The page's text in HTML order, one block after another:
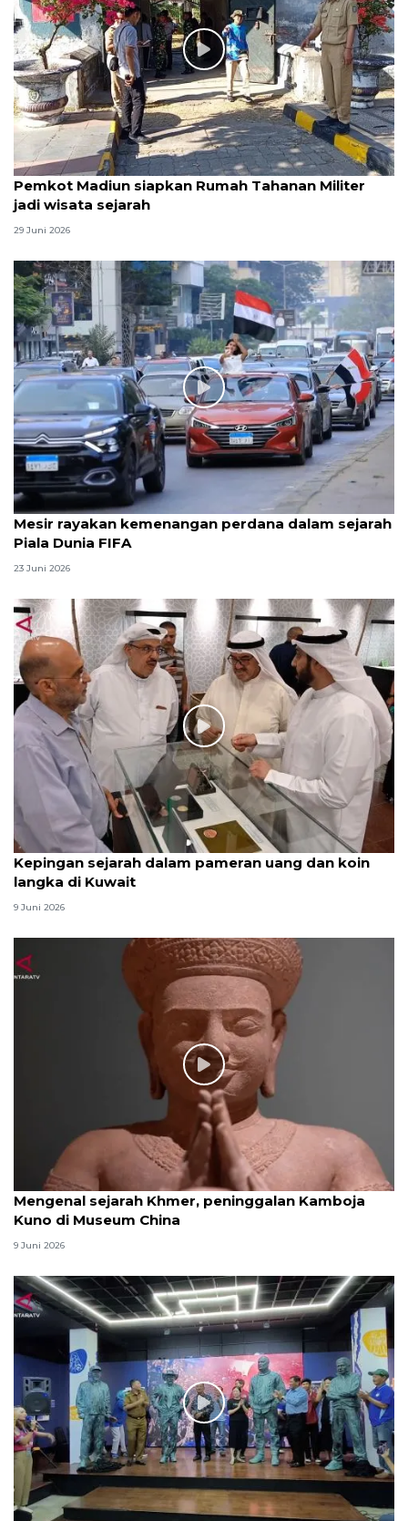
Pemkot Madiun siapkan Rumah Tahanan Militer
jadi wisata sejarah
29 Juni 2026
Mesir rayakan kemenangan perdana dalam sejarah
Piala Dunia FIFA
23 Juni 2026
Kepingan sejarah dalam pameran uang dan koin
langka di Kuwait
9 Juni 2026
Mengenal sejarah Khmer, peninggalan Kamboja
Kuno di Museum China
9 Juni 2026